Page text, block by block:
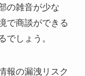
の雑音が少な
で商談ができる
でしょう。
報の漏洩リスク